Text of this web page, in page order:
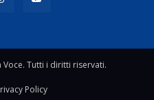
Tutti i diritti riservati.
Policy